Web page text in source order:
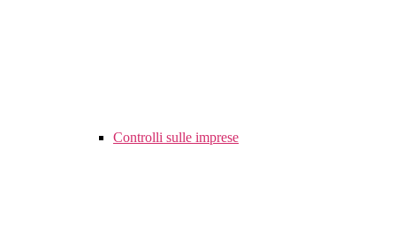
Controlli sulle imprese